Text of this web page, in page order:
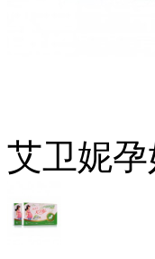
艾卫妮